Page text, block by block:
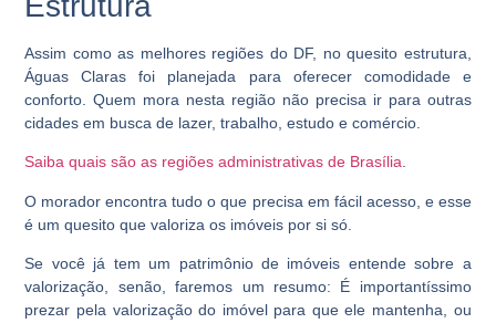
Assim como as melhores regiões do DF, no quesito estrutura,
Águas Claras foi planejada para oferecer comodidade e
conforto. Quem mora nesta região não precisa ir para outras
cidades em busca de lazer, trabalho, estudo e comércio.
Saiba quais são as regiões administrativas de Brasília.
O morador encontra tudo o que precisa em fácil acesso, e esse
é um quesito que valoriza os imóveis por si só.
Se você já tem um patrimônio de imóveis entende sobre a
valorização, senão, faremos um resumo: É importantíssimo
prezar pela valorização do imóvel para que ele mantenha, ou